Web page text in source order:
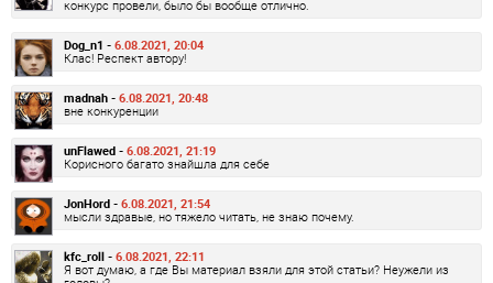
конкурс провели, было бы вообще отлично.
Dog_n1 - 6.08.2021, 20:04
Клас! Респект автору!
madnah - 6.08.2021, 20:48
вне конкуренции
unFlawed - 6.08.2021, 21:19
Корисного багато знайшла для себе
JonHord - 6.08.2021, 21:54
мысли здравые, но тяжело читать, не знаю почему.
kfc_roll - 6.08.2021, 22:11
Я вот думаю, а где Вы материал взяли для этой статьи? Неужели из